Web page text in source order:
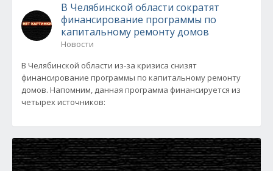
В Челябинской области сократят
финансирование программы по
капитальному ремонту домов
Новости
В Челябинской области из-за кризиса снизят
финансирование программы по капитальному ремонту
домов. Напомним, данная программа финансируется из
четырех источников: